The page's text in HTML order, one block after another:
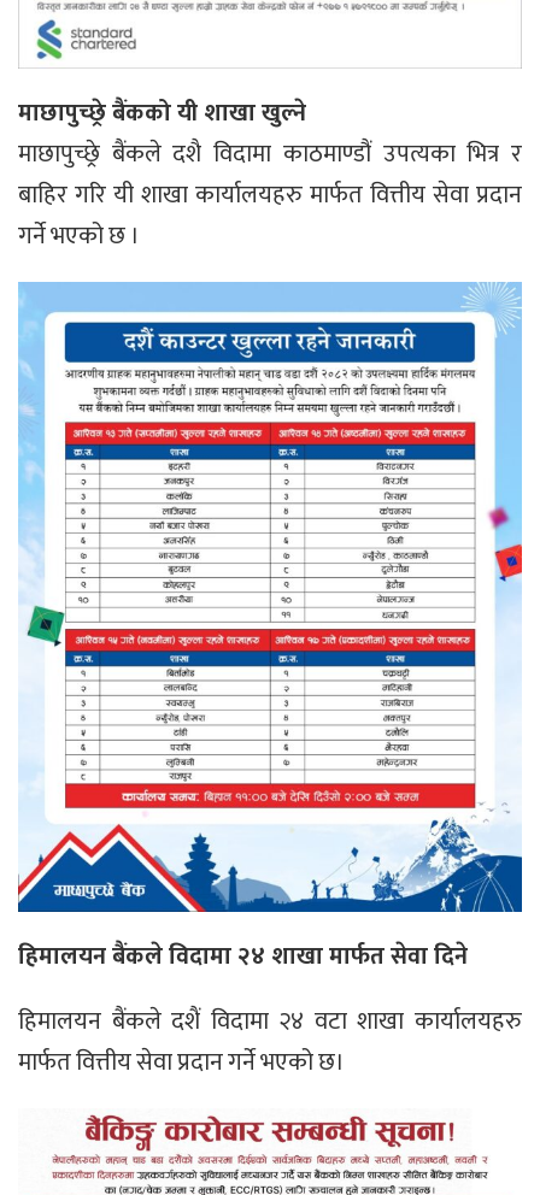
माछापुच्छ्रे बैंकको यी शाखा खुल्ने
माछापुच्छ्रे बैंकले दशै विदामा काठमाण्डौं उपत्यका भित्र र
बाहिर गरि यी शाखा कार्यालयहरु मार्फत वित्तीय सेवा प्रदान
गर्ने भएको छ ।
हिमालयन बैंकले विदामा २४ शाखा मार्फत सेवा दिने
हिमालयन बैंकले दशैं विदामा २४ वटा शाखा कार्यालयहरु
मार्फत वित्तीय सेवा प्रदान गर्ने भएको छ।